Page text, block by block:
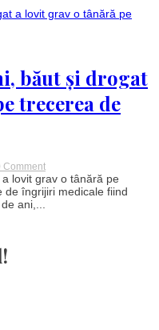
cazul
astăzi
își
așteapta
sentința.
Ce
pregătit
avocații
băut și drogat
trecerea de
Commenton
Un
polițist
de
lovit grav o tânără pe
de îngrijiri medicale fiind
ani,...